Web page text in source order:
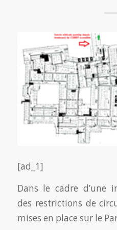
[ad_1]
Dans le cadre d’une
des restrictions de
mises en place sur le